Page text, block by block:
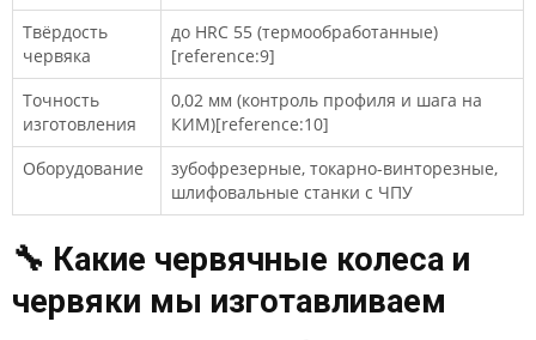
Твёрдость
червяка
до HRC 55 (термообработанные)
[reference:9]
Точность
изготовления
0,02 мм (контроль профиля и шага на
КИМ)[reference:10]
Оборудование
зубофрезерные, токарно-винторезные,
шлифовальные станки с ЧПУ
🔧 Какие червячные колеса и
червяки мы изготавливаем